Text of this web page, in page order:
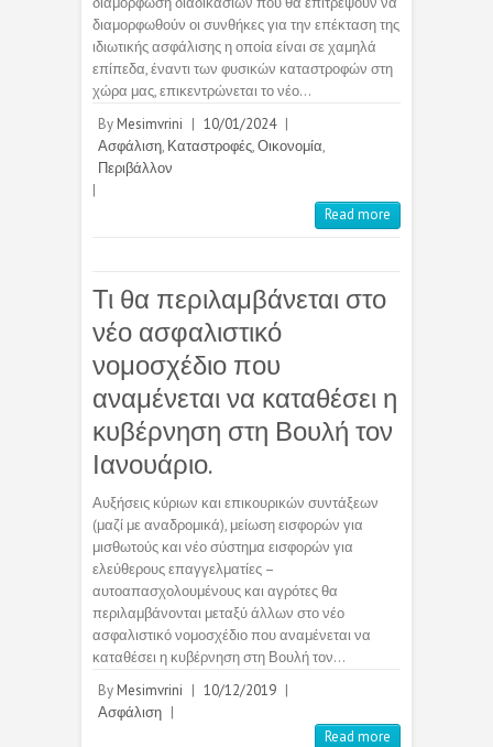
διαμορφωθούν οι συνθήκες για την επέκταση της
ιδιωτικής ασφάλισης η οποία είναι σε χαμηλά
επίπεδα, έναντι των φυσικών καταστροφών στη
χώρα μας, επικεντρώνεται το νέο…
By Mesimvrini | 10/01/2024 |
Ασφάλιση, Καταστροφές,Οικονομία,
Περιβάλλον
|
Read more
Τι θα περιλαμβάνεται στο
νέο ασφαλιστικό
νομοσχέδιο που
αναμένεται να καταθέσει η
κυβέρνηση στη Βουλή τον
Ιανουάριο.
Αυξήσεις κύριων και επικουρικών συντάξεων
(μαζί με αναδρομικά), μείωση εισφορών για
μισθωτούς και νέο σύστημα εισφορών για
ελεύθερους επαγγελματίες –
αυτοαπασχολουμένους και αγρότες θα
περιλαμβάνονται μεταξύ άλλων στο νέο
ασφαλιστικό νομοσχέδιο που αναμένεται να
καταθέσει η κυβέρνηση στη Βουλή τον…
By Mesimvrini | 10/12/2019 |
Ασφάλιση |
Read more